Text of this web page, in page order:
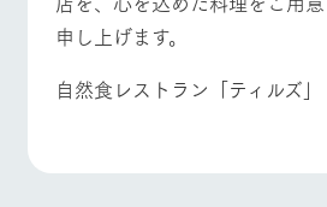
申し上げます。
自然食レストラン「ティルズ